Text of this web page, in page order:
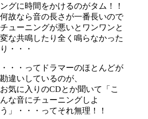
ングに時間をかけるのがタム！！
何故なら音の長さが一番長いので
チューニングが悪いとワンワンと
変な共鳴したり全く鳴らなかった
り・・・
・・・ってドラマーのほとんどが
勘違いしているのが、
お気に入りのCDとか聞いて「こ
んな音にチューニングしよ
う」・・・ってそれ無理！！